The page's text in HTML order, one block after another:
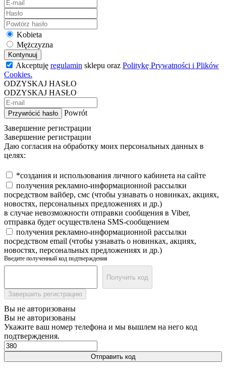
Kobieta
Mężczyzna
Kontynuuj
Akceptuję regulamin sklepu oraz Politykę Prywatności i Plików
Cookies.
ODZYSKAJ HASŁO
ODZYSKAJ HASŁO
Przywrócić hasło
Powrót
Завершение регистрации
Завершение регистрации
Даю согласия на обработку моих персональных данных в
целях:
*создания и использования личного кабинета на сайте
получения рекламно-информационной рассылки
посредством вайбер, смс (чтобы узнавать о новинках, акциях,
новостях, персональных предложениях и др.)
в случае невозможности отправки сообщения в Viber,
отправка будет осуществлена SMS-сообщением
получения рекламно-информационной рассылки
посредством email (чтобы узнавать о новинках, акциях,
новостях, персональных предложениях и др.)
Введите полученный код подтверждения
Получить код
Завершить регистрацию
Вы не авторизованы
Вы не авторизованы
Укажите ваш номер телефона и мы вышлем на него код
подтверждения.
Отправить код